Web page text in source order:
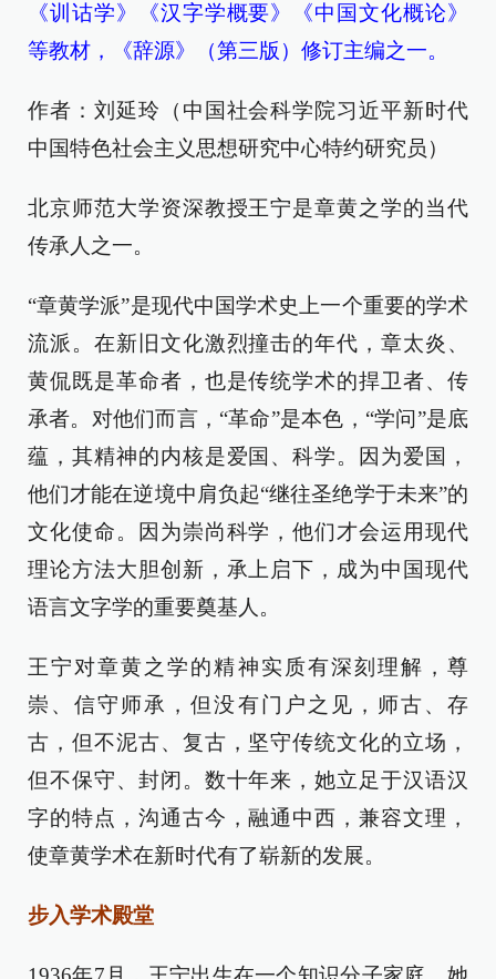
《训诂学》《汉字学概要》《中国文化概论》
等教材，《辞源》（第三版）修订主编之一。
作者：刘延玲（中国社会科学院习近平新时代
中国特色社会主义思想研究中心特约研究员）
北京师范大学资深教授王宁是章黄之学的当代
传承人之一。
“章黄学派”是现代中国学术史上一个重要的学术
流派。在新旧文化激烈撞击的年代，章太炎、
黄侃既是革命者，也是传统学术的捍卫者、传
承者。对他们而言，“革命”是本色，“学问”是底
蕴，其精神的内核是爱国、科学。因为爱国，
他们才能在逆境中肩负起“继往圣绝学于未来”的
文化使命。因为崇尚科学，他们才会运用现代
理论方法大胆创新，承上启下，成为中国现代
语言文字学的重要奠基人。
王宁对章黄之学的精神实质有深刻理解，尊
崇、信守师承，但没有门户之见，师古、存
古，但不泥古、复古，坚守传统文化的立场，
但不保守、封闭。数十年来，她立足于汉语汉
字的特点，沟通古今，融通中西，兼容文理，
使章黄学术在新时代有了崭新的发展。
步入学术殿堂